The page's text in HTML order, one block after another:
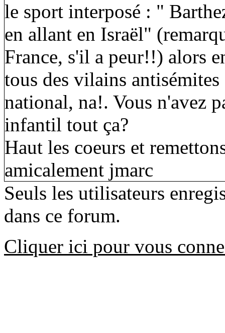
le sport interposé : "
en allant en Israël"
France, s'il a peur!!) alors
tous des vilains
national, na!. Vous n'avez
infantil tout ça?
Haut les coeurs et
amicalement jmarc
Seuls les utilisateurs
dans ce forum.
Cliquer ici pour vous